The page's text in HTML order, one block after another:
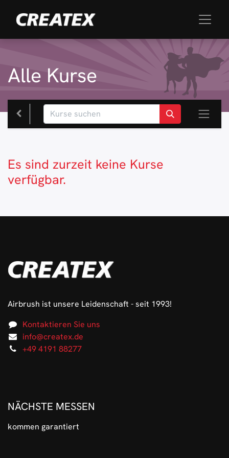
Alle Kurse
Es sind zurzeit keine Kurse
verfügbar.
Airbrush ist unsere Leidenschaft - seit 1993!
Kontaktieren Sie uns
info@createx.de
+49 4191 88277
NÄCHSTE MESSEN
kommen garantiert